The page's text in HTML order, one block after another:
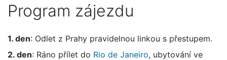
Program zájezdu
1. den: Odlet z Prahy pravidelnou linkou s přestupem.
2. den: Ráno přílet do Rio de Janeiro, ubytování ve